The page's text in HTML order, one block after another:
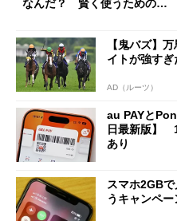
なんだ？ 賢く使うための注
【鬼バズ】
イトが強すぎ
AD（ルーツ）
au PAYと
日最新版】
あり
スマホ2GB
うキャンペー